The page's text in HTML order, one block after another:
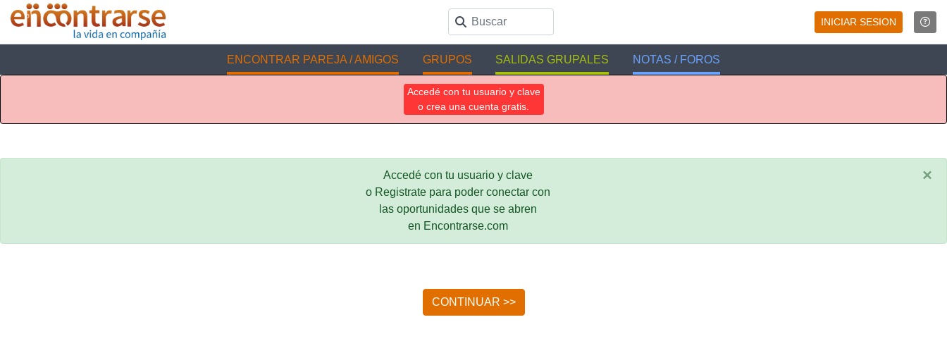
INICIAR SESION
ENCONTRAR PAREJA / AMIGOS GRUPOS SALIDAS GRUPALES NOTAS / FOROS
Accedé con tu usuario y clave
o crea una cuenta gratis.
Accedé con tu usuario y clave
o Registrate para poder conectar con
las oportunidades que se abren
en Encontrarse.com
×
CONTINUAR >>